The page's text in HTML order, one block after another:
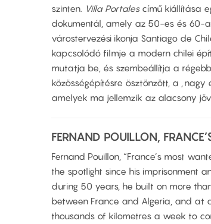
szinten. Villa Portalescímű kiállítása
dokumentál, amely az 50-es és 60-
várostervezési ikonja Santiago de
kapcsolódó filmje a modern chilei
mutatja be, és szembeállítja a
közösségépítésre ösztönzött, a „nagy
amelyek ma jellemzik az alacsony
FERNAND POUILLON,
Fernand Pouillon, “France’s most
the spotlight since his imprisonment
during 50 years, he built on more
between France and Algeria, and
thousands of kilometres a week to